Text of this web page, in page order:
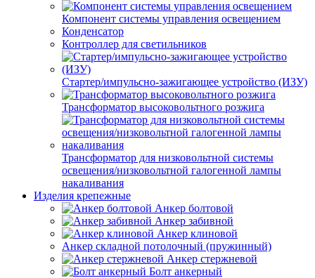
Компонент системы управления освещением
Конденсатор
Контроллер для светильников
Стартер/импульсно-зажигающее устройство (ИЗУ)
Трансформатор высоковольтного розжига
Трансформатор для низковольтной системы
освещения/низковольтной галогенной лампы
накаливания
Изделия крепежные
Анкер болтовой
Анкер забивной
Анкер клиновой
Анкер складной потолочный (пружинный)
Анкер стержневой
Болт анкерный